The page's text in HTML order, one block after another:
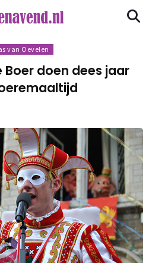
van Oevelen
Boer doen dees jaar